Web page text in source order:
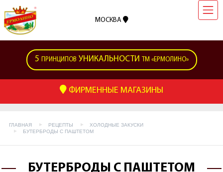
МОСКВА
5 ПРИНЦИПОВ УНИКАЛЬНОСТИ ТМ «ЕРМОЛИНО»
ФИРМЕННЫЕ МАГАЗИНЫ
ГЛАВНАЯ РЕЦЕПТЫ
ХОЛОДНЫЕ ЗАКУСКИ
БУТЕРБРОДЫ С ПАШТЕТОМ
БУТЕРБРОДЫ С ПАШТЕТОМ